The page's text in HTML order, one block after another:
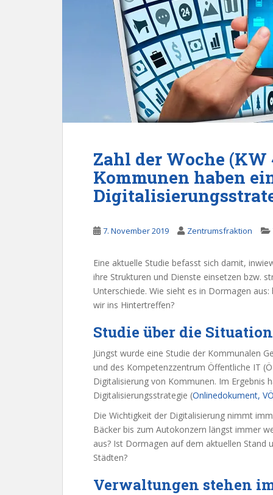
Zahl der Woche
Kommunen haben
7. November 2019 Zentrumsfraktion
Eine aktuelle Studie befasst sich damit,
ihre Strukturen und Dienste einsetzen bzw.
Unterschiede. Wie sieht es in Dormagen
wir ins Hintertreffen?
Studie über die
Jüngst wurde eine Studie der Kommunalen
und des Kompetenzzentrum Öffentliche IT
Digitalisierung von Kommunen. Im Ergebnis
Digitalisierungsstrategie (Onlinedokument,
Die Wichtigkeit der Digitalisierung nimmt
Bäcker bis zum Autokonzern längst immer
aus? Ist Dormagen auf dem aktuellen Stand
Städten?
Verwaltungen stehen